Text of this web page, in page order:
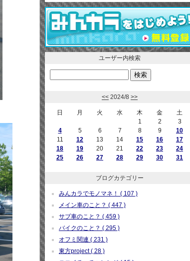
ユーザー内検索
<< 2024/8 >>
日 月 火 水 木 金
土
1
2
3
4
5 6 7 8 9
10
11
12 13 14 15 16
17
18
19 20 21 22 23
24
25
26 27 28 29 30 31
ブログカテゴリー
みんカラでモノマネ！ ( 107 )
メイン車のこと？ ( 447 )
サブ車のこと？ ( 459 )
バイクのこと？ ( 295 )
オフミ関連 ( 231 )
東方project ( 28 )